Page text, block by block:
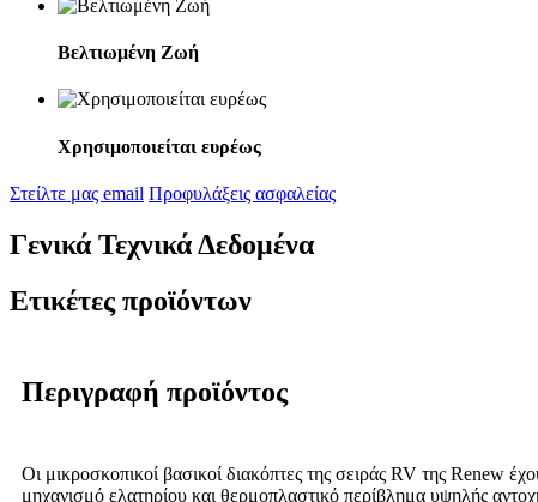
Βελτιωμένη Ζωή
Χρησιμοποιείται ευρέως
Στείλτε μας email Προφυλάξεις ασφαλείας
Γενικά Τεχνικά Δεδομένα
Ετικέτες προϊόντων
Περιγραφή προϊόντος
Οι μικροσκοπικοί βασικοί διακόπτες της σειράς RV της Renew
μηχανισμό ελατηρίου και θερμοπλαστικό περίβλημα υψηλής